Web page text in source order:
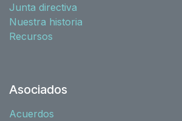
Junta directiva
Nuestra historia
Recursos
Asociados
Acuerdos